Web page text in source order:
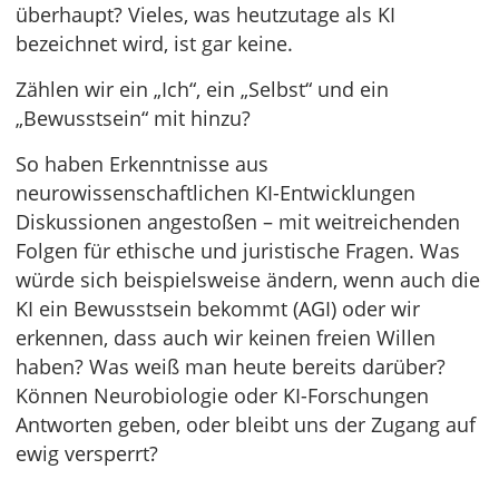
überhaupt? Vieles, was heutzutage als KI
bezeichnet wird, ist gar keine.
Zählen wir ein „Ich“, ein „Selbst“ und ein
„Bewusstsein“ mit hinzu?
So haben Erkenntnisse aus
neurowissenschaftlichen KI-Entwicklungen
Diskussionen angestoßen – mit weitreichenden
Folgen für ethische und juristische Fragen. Was
würde sich beispielsweise ändern, wenn auch die
KI ein Bewusstsein bekommt (AGI) oder wir
erkennen, dass auch wir keinen freien Willen
haben? Was weiß man heute bereits darüber?
Können Neurobiologie oder KI-Forschungen
Antworten geben, oder bleibt uns der Zugang auf
ewig versperrt?